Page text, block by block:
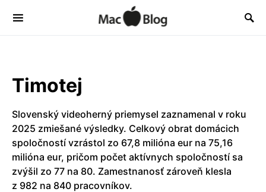
Timotej
Slovenský videoherný priemysel zaznamenal v roku
2025 zmiešané výsledky. Celkový obrat domácich
spoločností vzrástol zo 67,8 milióna eur na 75,16
milióna eur, pričom počet aktívnych spoločností sa
zvýšil zo 77 na 80. Zamestnanosť zároveň klesla
z 982 na 840 pracovníkov.